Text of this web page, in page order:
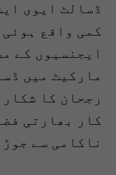
ڈسالٹ ایوی
کمی واقع ہوئی
ایجنسیوں کے
مارکیٹ میں
رجحان کا
کار بھارتی
ناکامی سے جوڑ